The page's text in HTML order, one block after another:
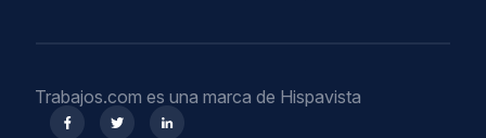
Trabajos.com es una marca de Hispavista